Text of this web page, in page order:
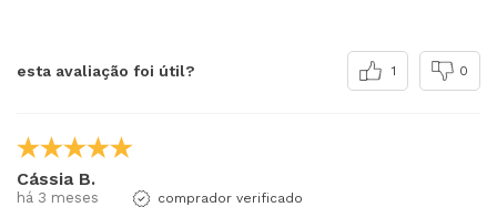
esta avaliação foi útil? 1 0
Cássia B.
há 3 meses comprador verificado